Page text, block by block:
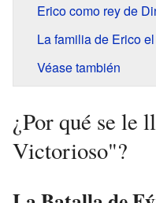
Erico como rey de
La familia de Erico
Véase también
¿Por qué se le
Victorioso"?